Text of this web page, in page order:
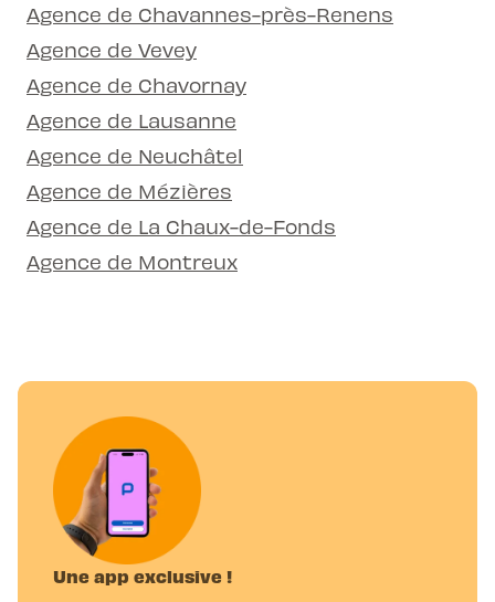
Agence de Chavannes-près-Renens
Agence de Vevey
Agence de Chavornay
Agence de Lausanne
Agence de Neuchâtel
Agence de Mézières
Agence de La Chaux-de-Fonds
Agence de Montreux
Une app exclusive !